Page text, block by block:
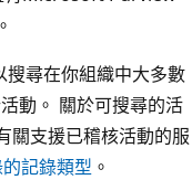
搜尋在你組織中大多數
動。 關於可搜尋的活
關支援已稽核活動的服
記錄類型 。